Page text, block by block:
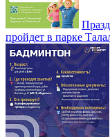
пройдет в парке